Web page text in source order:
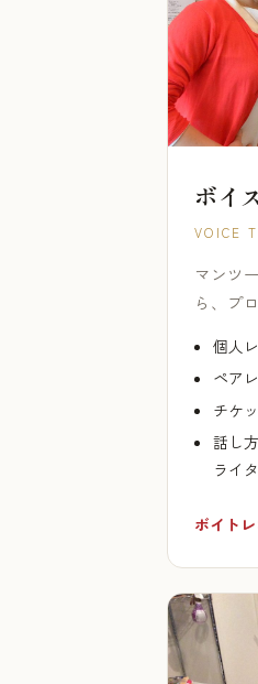
ボイ
VOICE
マンツ
ら、プ
個人
ペア
チケ
話し
ライ
ボイト